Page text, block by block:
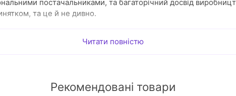
постачальниками, та багаторічний досвід
та це й не дивно.
до різних потреб кішок: чи то для чутливих, чи то для
складників, сої та пшениці, штучних барвників,
Читати повністю
Рекомендовані товари